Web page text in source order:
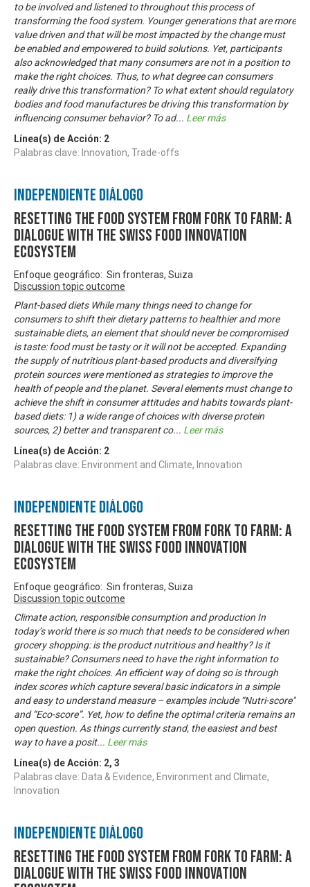
to be involved and listened to throughout this process of
transforming the food system. Younger generations that are more
value driven and that will be most impacted by the change must
be enabled and empowered to build solutions. Yet, participants
also acknowledged that many consumers are not in a position to
make the right choices. Thus, to what degree can consumers
really drive this transformation? To what extent should regulatory
bodies and food manufactures be driving this transformation by
influencing consumer behavior? To ad... Leer más
Línea(s) de Acción: 2
Palabras clave: Innovation, Trade-offs
Independiente Diálogo
Resetting the food system from fork to farm: A
dialogue with the Swiss food innovation
ecosystem
Enfoque geográfico: Sin fronteras, Suiza
Discussion topic outcome
Plant-based diets While many things need to change for
consumers to shift their dietary patterns to healthier and more
sustainable diets, an element that should never be compromised
is taste: food must be tasty or it will not be accepted. Expanding
the supply of nutritious plant-based products and diversifying
protein sources were mentioned as strategies to improve the
health of people and the planet. Several elements must change to
achieve the shift in consumer attitudes and habits towards plant-
based diets: 1) a wide range of choices with diverse protein
sources, 2) better and transparent co... Leer más
Línea(s) de Acción: 2
Palabras clave: Environment and Climate, Innovation
Independiente Diálogo
Resetting the food system from fork to farm: A
dialogue with the Swiss food innovation
ecosystem
Enfoque geográfico: Sin fronteras, Suiza
Discussion topic outcome
Climate action, responsible consumption and production In
today’s world there is so much that needs to be considered when
grocery shopping: is the product nutritious and healthy? Is it
sustainable? Consumers need to have the right information to
make the right choices. An efficient way of doing so is through
index scores which capture several basic indicators in a simple
and easy to understand measure – examples include “Nutri-score”
and “Eco-score”. Yet, how to define the optimal criteria remains an
open question. As things currently stand, the easiest and best
way to have a posit... Leer más
Línea(s) de Acción: 2, 3
Palabras clave: Data & Evidence, Environment and Climate,
Innovation
Independiente Diálogo
Resetting the food system from fork to farm: A
dialogue with the Swiss food innovation